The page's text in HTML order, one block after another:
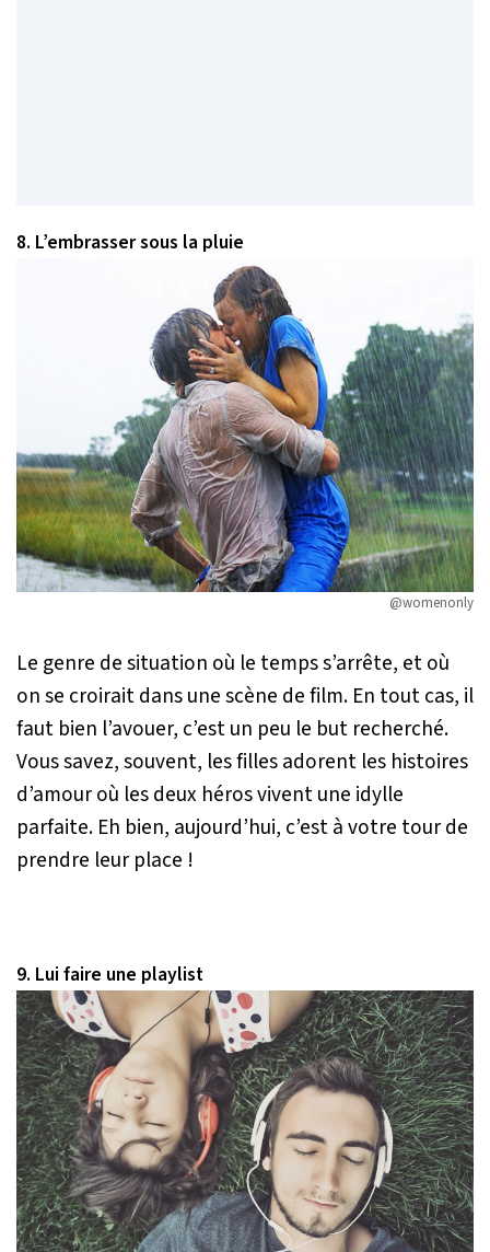
8. L’embrasser sous la pluie
@womenonly
Le genre de situation où le temps s’arrête, et où
on se croirait dans une scène de film. En tout cas, il
faut bien l’avouer, c’est un peu le but recherché.
Vous savez, souvent, les filles adorent les histoires
d’amour où les deux héros vivent une idylle
parfaite. Eh bien, aujourd’hui, c’est à votre tour de
prendre leur place !
9. Lui faire une playlist